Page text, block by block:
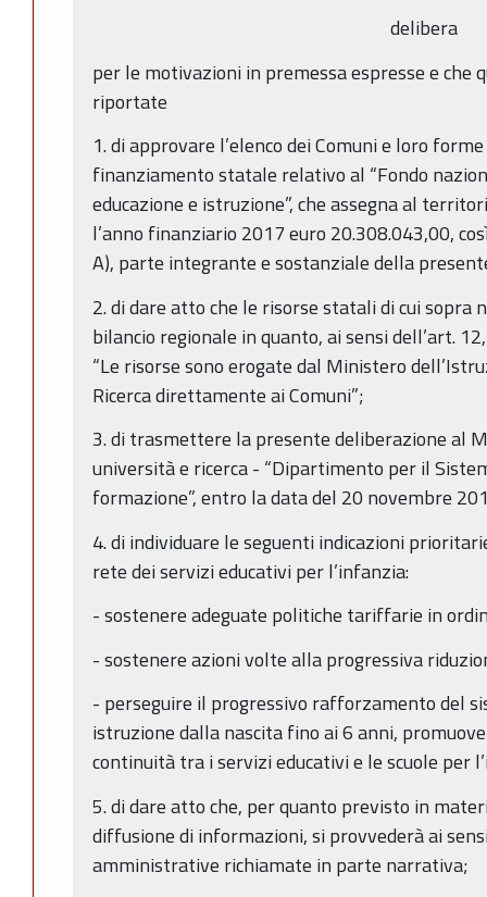
delibera
per le motivazioni in premessa espresse e
riportate
1. di approvare l’elenco dei Comuni e loro
finanziamento statale relativo al “Fondo
educazione e istruzione”, che assegna al
l’anno finanziario 2017 euro 20.308.043,00,
A), parte integrante e sostanziale della
2. di dare atto che le risorse statali di cui sopra
bilancio regionale in quanto, ai sensi dell’art.
“Le risorse sono erogate dal Ministero
Ricerca direttamente ai Comuni”;
3. di trasmettere la presente deliberazione al
università e ricerca - “Dipartimento per il
formazione”, entro la data del 20 novembre
4. di individuare le seguenti indicazioni
rete dei servizi educativi per l’infanzia:
- sostenere adeguate politiche tariffarie in
- sostenere azioni volte alla progressiva
- perseguire il progressivo rafforzamento del
istruzione dalla nascita fino ai 6 anni,
continuità tra i servizi educativi e le scuole per
5. di dare atto che, per quanto previsto in
diffusione di informazioni, si provvederà ai
amministrative richiamate in parte narrativa;